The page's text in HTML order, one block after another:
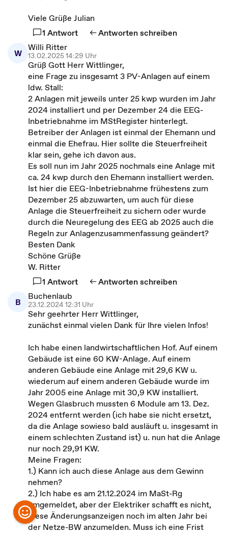
Viele Grüße Julian
1 Antwort
Antworten schreiben
W
Willi Ritter
13.02.2025 14:29 Uhr
Grüß Gott Herr Wittlinger,
eine Frage zu insgesamt 3 PV-Anlagen auf einem
ldw. Stall:
2 Anlagen mit jeweils unter 25 kwp wurden im Jahr
2024 installiert und per Dezember 24 die EEG-
Inbetriebnahme im MStRegister hinterlegt.
Betreiber der Anlagen ist einmal der Ehemann und
einmal die Ehefrau. Hier sollte die Steuerfreiheit
klar sein, gehe ich davon aus.
Es soll nun im Jahr 2025 nochmals eine Anlage mit
ca. 24 kwp durch den Ehemann installiert werden.
Ist hier die EEG-Inbetriebnahme frühestens zum
Dezember 25 abzuwarten, um auch für diese
Anlage die Steuerfreiheit zu sichern oder wurde
durch die Neuregelung des EEG ab 2025 auch die
Regeln zur Anlagenzusammenfassung geändert?
Besten Dank
Schöne Grüße
W. Ritter
1 Antwort
Antworten schreiben
B
Buchenlaub
23.12.2024 12:31 Uhr
Sehr geehrter Herr Wittlinger,
zunächst einmal vielen Dank für Ihre vielen Infos!
Ich habe einen landwirtschaftlichen Hof. Auf einem
Gebäude ist eine 60 KW-Anlage. Auf einem
anderen Gebäude eine Anlage mit 29,6 KW u.
wiederum auf einem anderen Gebäude wurde im
Jahr 2005 eine Anlage mit 30,9 KW installiert.
Wegen Glasbruch mussten 6 Module am 13. Dez.
2024 entfernt werden (ich habe sie nicht ersetzt,
da die Anlage sowieso bald ausläuft u. insgesamt in
einem schlechten Zustand ist) u. nun hat die Anlage
nur noch 29,91 KW.
Meine Fragen:
1.) Kann ich auch diese Anlage aus dem Gewinn
nehmen?
2.) Ich habe es am 21.12.2024 im MaSt-Rg
umgemeldet, aber der Elektriker schafft es nicht,
diese Änderungsanzeigen noch im alten Jahr bei
der Netze-BW anzumelden. Muss ich eine Frist